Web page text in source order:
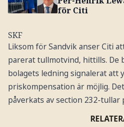
för Citi
SKF
Liksom för Sandvik anser Citi
parerat tullmotvind, hittills. De
bolagets ledning signalerat att
priskompensation är möjlig.
påverkats av section 232-tullar